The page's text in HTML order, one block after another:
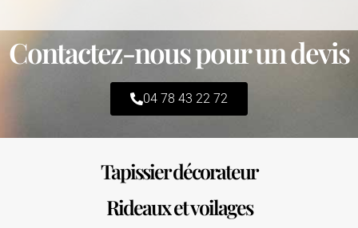
Contactez-nous pour un devis
04 78 43 22 72
Tapissier décorateur
Rideaux et voilages